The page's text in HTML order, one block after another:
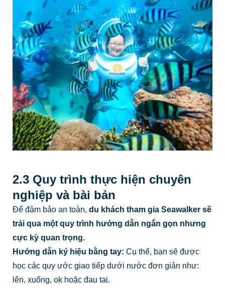
2.3 Quy trình thực hiện chuyên
nghiệp và bài bản
Để đảm bảo an toàn, du khách tham gia Seawalker sẽ
trải qua một quy trình hướng dẫn ngắn gọn nhưng
cực kỳ quan trọng.
Hướng dẫn ký hiệu bằng tay: Cụ thể, bạn sẽ được
học các quy ước giao tiếp dưới nước đơn giản như:
lên, xuống, ok hoặc đau tai.